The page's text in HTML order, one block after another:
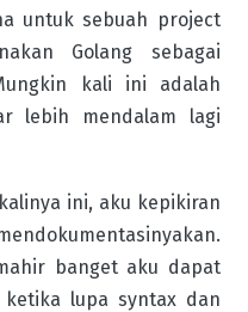
untuk sebuah project
Golang sebagai
kali ini adalah
lebih mendalam lagi
ini, aku kepikiran
banget aku dapat
lupa syntax dan